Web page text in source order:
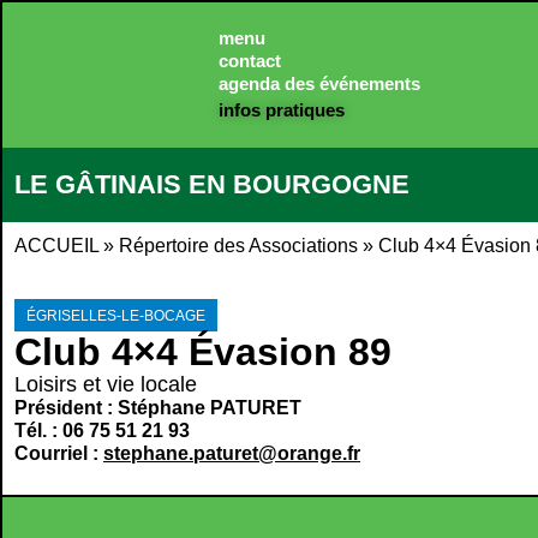
menu
contact
agenda des événements
infos pratiques
LE GÂTINAIS EN BOURGOGNE
ACCUEIL » Répertoire des Associations » Club 4×4 Évasion
ÉGRISELLES-LE-BOCAGE
Club 4×4 Évasion 89
Loisirs et vie locale
Président : Stéphane PATURET
Tél. : 06 75 51 21 93
Courriel : stephane.paturet@orange.fr